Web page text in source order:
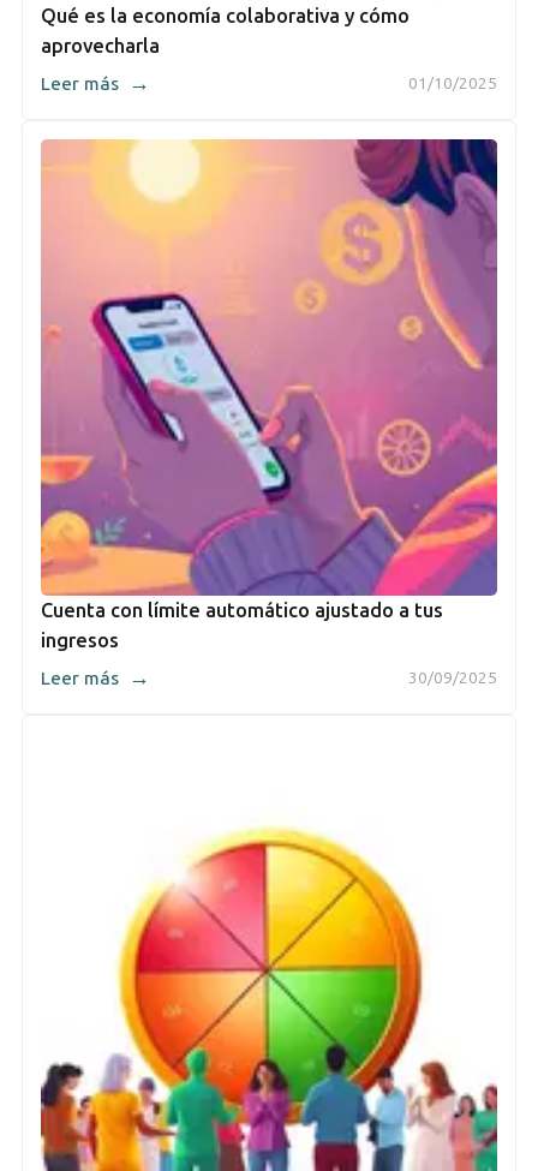
Qué es la economía colaborativa y cómo
aprovecharla
01/10/2025
Leer más →
Cuenta con límite automático ajustado a tus
ingresos
30/09/2025
Leer más →